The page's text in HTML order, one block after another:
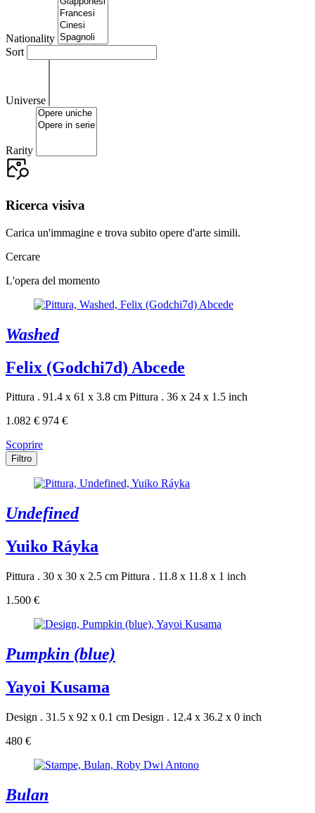
Nationality
Sort
Universe
Rarity
Ricerca visiva
Carica un'immagine e trova subito opere d'arte simili.
Cercare
L'opera del momento
Washed
Felix (Godchi7d) Abcede
Pittura . 91.4 x 61 x 3.8 cm Pittura . 36 x 24 x 1.5 inch
1.082 € 974 €
Scoprire
Filtro
Undefined
Yuiko Ráyka
Pittura . 30 x 30 x 2.5 cm Pittura . 11.8 x 11.8 x 1 inch
1.500 €
Pumpkin (blue)
Yayoi Kusama
Design . 31.5 x 92 x 0.1 cm Design . 12.4 x 36.2 x 0 inch
480 €
Bulan